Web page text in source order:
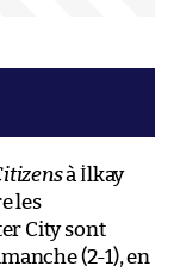
à İlkay
les
City sont
(2-1), en